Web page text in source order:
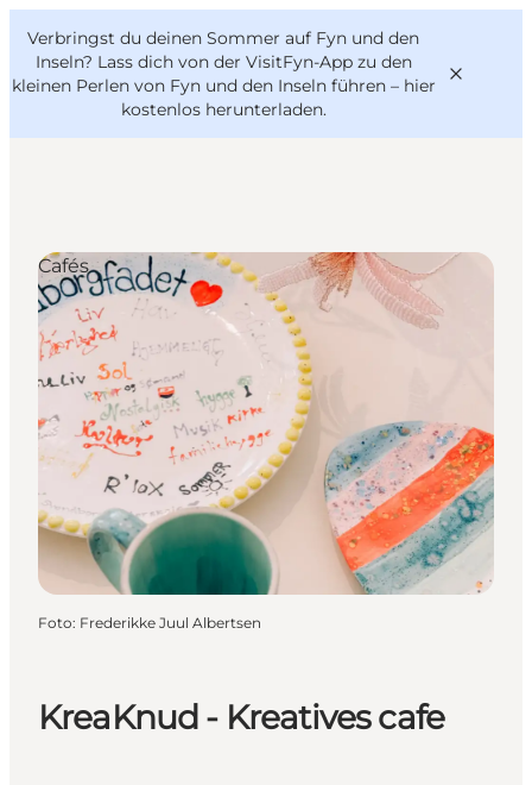
Verbringst du deinen Sommer auf Fyn und den
Inseln? Lass dich von der VisitFyn-App zu den
kleinen Perlen von Fyn und den Inseln führen – hier
kostenlos herunterladen.
Reise Ideen
Outdoor & bike
Essen & trinken
Übernachtung
VisitFyn
Deutsch
KreaKnud - Kreatives cafe
Cafés
Foto: Frederikke Juul Albertsen